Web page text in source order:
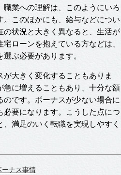
業への理解は、このようにいろ
このほかにも、給与などについ
状況と大きく異なると、生活が
ローンを抱えている方などは、
ぶ必要があります。
大きく変化することもありま
に増えることもあり、十分な額
です。ボーナスが少ない場合に
要になります。こうした点につ
満足のいく転職を実現しやすく
ナス事情